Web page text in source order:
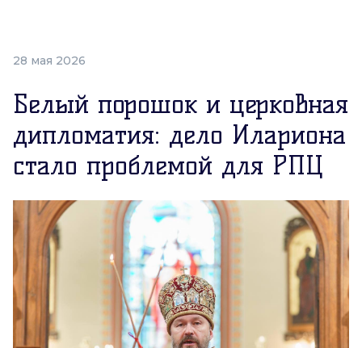
28 мая 2026
Белый порошок и церковная
дипломатия: дело Илариона
стало проблемой для РПЦ